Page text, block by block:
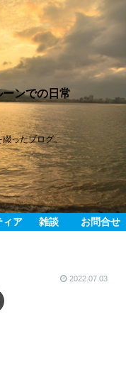
ンでの日常
ったブログ。
ィア 雑談 お問合せ
2022.07.03